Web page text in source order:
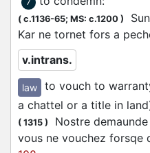
( c.1136-65; MS: c.1200 )
Kar ne tornet fors a
v.intrans.
law
to vouch to
a chattel or a title in
( 1315 )
Nostre
vous ne vouchez forsqe